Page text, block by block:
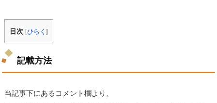
目次 [ひらく]
記載方法
当記事下にあるコメント欄より、